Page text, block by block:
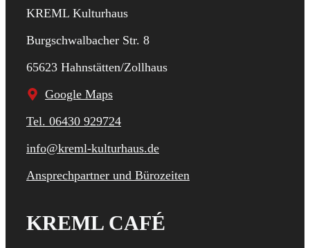
KREML Kulturhaus
Burgschwalbacher Str. 8
65623 Hahnstätten/Zollhaus
Google Maps
Tel. 06430 929724
info@kreml-kulturhaus.de
Ansprechpartner und Bürozeiten
KREML CAFÉ